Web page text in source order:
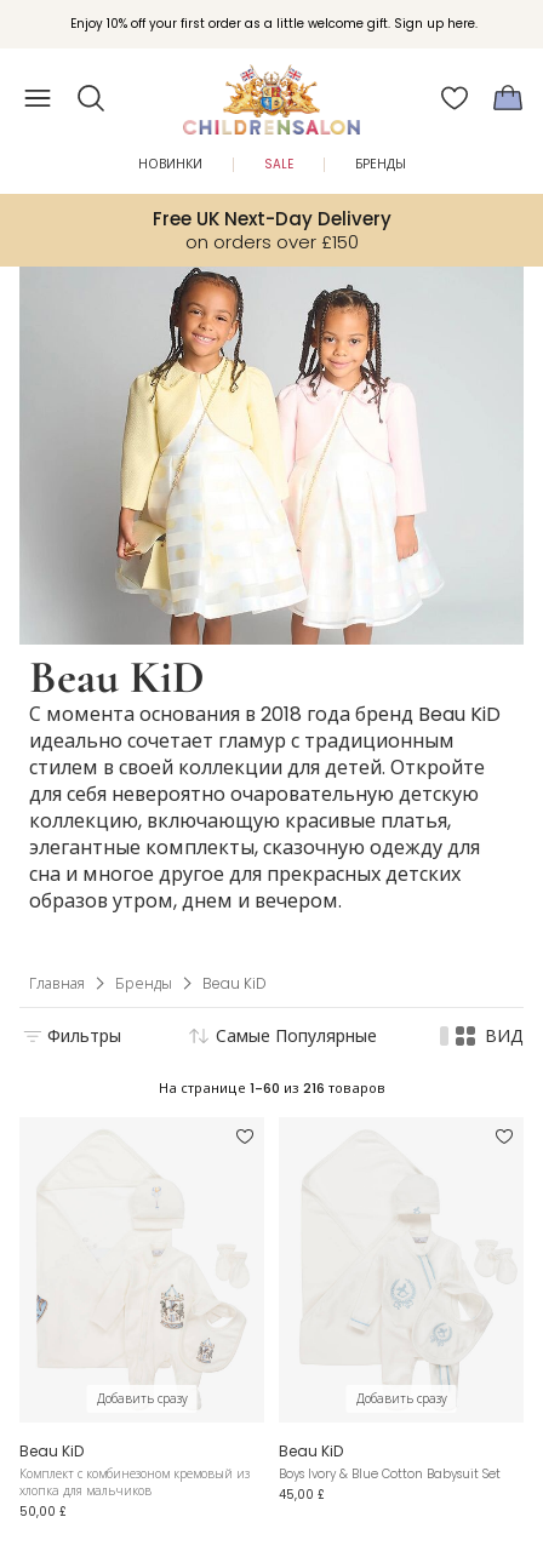
Enjoy 10% off your first order as a little welcome gift. Sign up here.
Вступайте в клуб Бонусы Childrensalon для эксклюзивных привилегий при
покупках.
Free UK Next-Day Delivery
on orders over £150
НОВИНКИ SALE БРЕНДЫ
Beau KiD
С момента основания в 2018 года бренд Beau KiD
идеально сочетает гламур с традиционным
стилем в своей коллекции для детей. Откройте
для себя невероятно очаровательную детскую
коллекцию, включающую красивые платья,
элегантные комплекты, сказочную одежду для
сна и многое другое для прекрасных детских
образов утром, днем и вечером.
Главная Бренды Beau KiD
Фильтры Самые Популярные ВИД
На странице 1-60 из 216 товаров
Добавить сразу
Beau KiD
Комплект с комбинезоном кремовый из
хлопка для мальчиков
50,00 £
Добавить сразу
Beau KiD
Boys Ivory & Blue Cotton Babysuit Set
45,00 £